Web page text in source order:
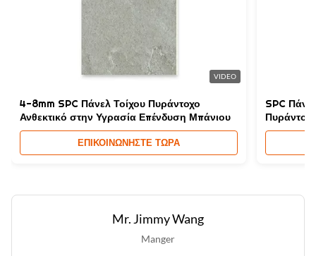
Υψηλής αντοχής πίνακας τοίχου SPC
Αδιάβροχο πίνακα τοίχου SPC,
Μαρμάρινο φινίρισμα πέτρα πλαστικό σύνθετο υλικό
VIDEO
4-8mm SPC Πάνελ Τοίχου Πυράντοχο
Ανθεκτικό στην Υγρασία Επένδυση Μπάνιου
ΕΠΙΚΟΙΝΩΝΉΣΤΕ ΤΏΡΑ
SPC
Mr. Jimmy Wang
Manger